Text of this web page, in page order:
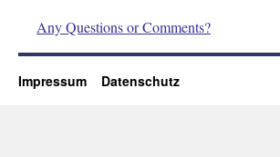
Any Questions or Comments?
Impressum Datenschutz